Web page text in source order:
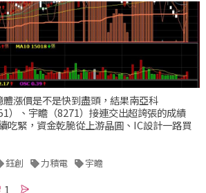
漲價是不是快到盡頭，結果南亞科
）、宇瞻（8271）接連交出超誇張的成績
吃緊，資金乾脆從上游晶圓、IC設計一路買
鈺創 力積電 宇瞻
1